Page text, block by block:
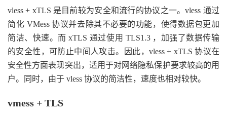
vless + xTLS 是目前较为安全和流行的协议之一。vless 通过
简化 VMess 协议并去除其不必要的功能，使得数据包更加
简洁、快速。而 xTLS 通过使用 TLS1.3 ，加强了数据传输
的安全性，可防止中间人攻击。因此，vless + xTLS 协议在
安全性方面表现突出，适用于对网络隐私保护要求较高的用
户。同时，由于 vless 协议的简洁性，速度也相对较快。
vmess + TLS